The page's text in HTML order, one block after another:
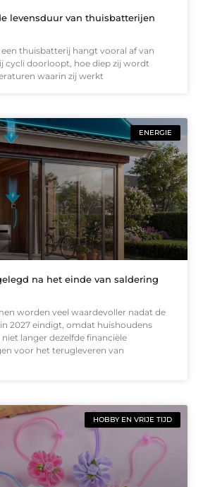
levensduur van thuisbatterijen
thuisbatterij hangt vooral af van
cycli doorloopt, hoe diep zij wordt
waarin zij werkt
ENERGIE
na het einde van saldering
worden veel waardevoller nadat de
2027 eindigt, omdat huishoudens
langer dezelfde financiële
voor het terugleveren van
HOBBY EN VRIJE TIJD